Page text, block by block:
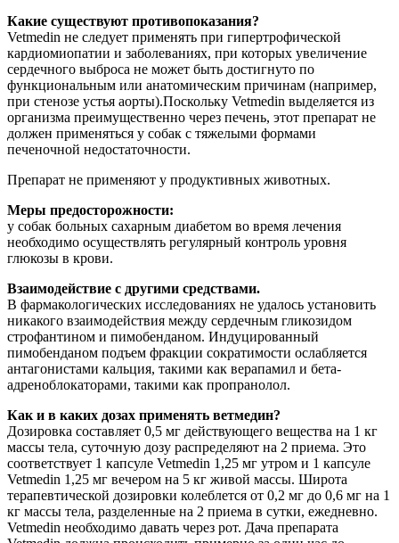
Какие существуют противопоказания?
Vetmedin не следует применять при гипертрофической
кардиомиопатии и заболеваниях, при которых увеличение
сердечного выброса не может быть достигнуто по
функциональным или анатомическим причинам (например,
при стенозе устья аорты).Поскольку Vetmedin выделяется из
организма преимущественно через печень, этот препарат не
должен применяться у собак с тяжелыми формами
печеночной недостаточности.
Препарат не применяют у продуктивных животных.
Меры предосторожности:
у собак больных сахарным диабетом во время лечения
необходимо осуществлять регулярный контроль уровня
глюкозы в крови.
Взаимодействие с другими средствами.
В фармакологических исследованиях не удалось установить
никакого взаимодействия между сердечным гликозидом
строфантином и пимобенданом. Индуцированный
пимобенданом подъем фракции сократимости ослабляется
антагонистами кальция, такими как верапамил и бета-
адреноблокаторами, такими как пропранолол.
Как и в каких дозах применять ветмедин?
Дозировка составляет 0,5 мг действующего вещества на 1 кг
массы тела, суточную дозу распределяют на 2 приема. Это
соответствует 1 капсуле Vetmedin 1,25 мг утром и 1 капсуле
Vetmedin 1,25 мг вечером на 5 кг живой массы. Широта
терапевтической дозировки колеблется от 0,2 мг до 0,6 мг на 1
кг массы тела, разделенные на 2 приема в сутки, ежедневно.
Vetmedin необходимо давать через рот. Дача препарата